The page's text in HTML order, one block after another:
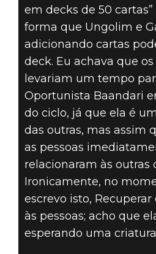
em decks de 50
forma que Ungolim e
adicionando cartas
deck. Eu achava que
levariam um tempo
Oportunista Baandari
do ciclo, já que ela é
das outras, mas assim
as pessoas
relacionaram às outras
Ironicamente, no
escrevo isto, Recuperar
às pessoas; acho que
esperando uma